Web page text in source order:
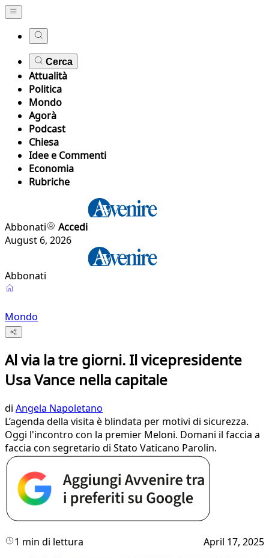
Cerca
Attualità
Politica
Mondo
Agorà
Podcast
Chiesa
Idee e Commenti
Economia
Rubriche
Abbonati
Accedi
August 6, 2026
Abbonati
Mondo
Al via la tre giorni. Il vicepresidente
Usa Vance nella capitale
di Angela Napoletano
L’agenda della visita è blindata per motivi di sicurezza.
Oggi l'incontro con la premier Meloni. Domani il faccia a
faccia con segretario di Stato Vaticano Parolin.
1 min di lettura April 17, 2025